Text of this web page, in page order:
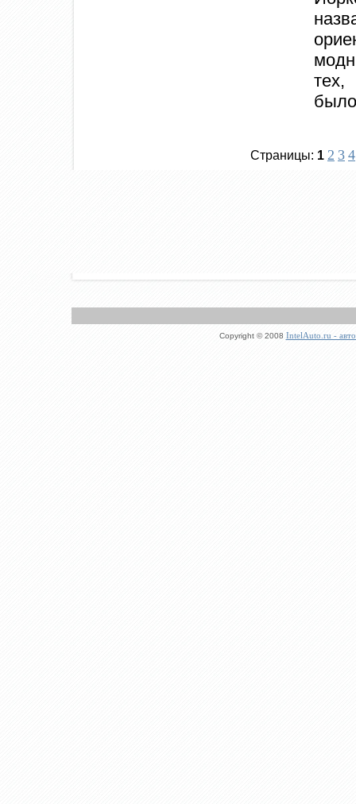
тех,
Страницы: 1 2 3 4
Copyright © 2008 IntelAuto.ru -